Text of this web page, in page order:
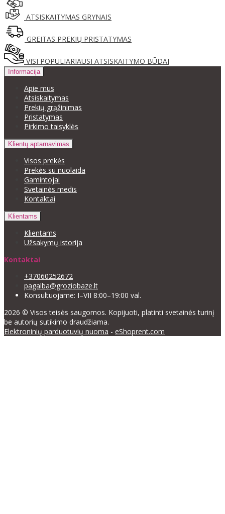
ATSISKAITYMAS GRYNAIS
GREITAS PREKIŲ PRISTATYMAS
VISI POPULIARIAUSI ATSISKAITYMO BŪDAI
Informacija
Apie mus
Atsiskaitymas
Prekių grąžinimas
Pristatymas
Pirkimo taisyklės
Klientų aptarnavimas
Visos prekės
Prekės su nuolaida
Gamintojai
Svetainės medis
Kontaktai
Klientams
Klientams
Užsakymų istorija
Kontaktai
+37060252672
pagalba@groziobaze.lt
Konsultuojame: I–VII 8:00–19:00 val.
2026 © Visos teisės saugomos. Kopijuoti, platinti svetainės turinį
be autorių sutikimo draudžiama.
Elektroninių parduotuvių nuoma - eShoprent.com